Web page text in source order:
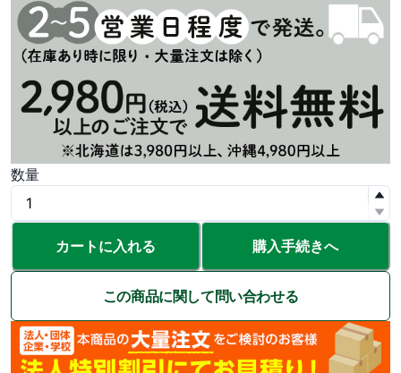
数量
カートに入れる 購入手続きへ
この商品に関して問い合わせる